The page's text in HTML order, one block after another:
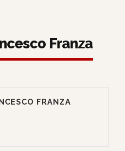
Franza
FRANZA